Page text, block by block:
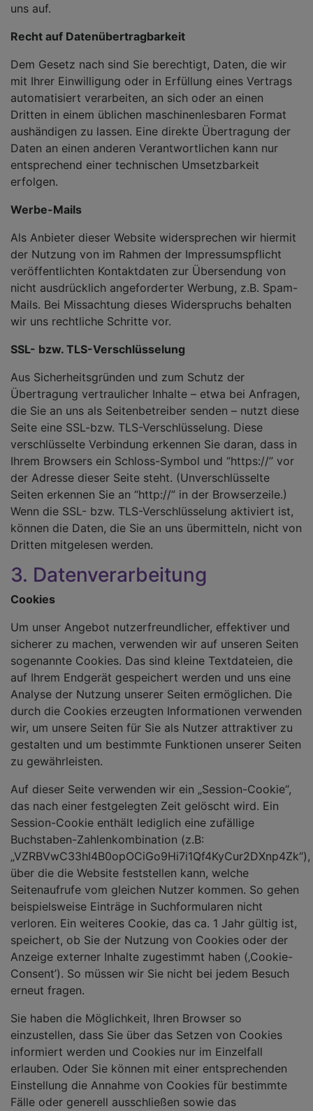
uns auf.
Recht auf Datenübertragbarkeit
Dem Gesetz nach sind Sie berechtigt, Daten, die wir
mit Ihrer Einwilligung oder in Erfüllung eines Vertrags
automatisiert verarbeiten, an sich oder an einen
Dritten in einem üblichen maschinenlesbaren Format
aushändigen zu lassen. Eine direkte Übertragung der
Daten an einen anderen Verantwortlichen kann nur
entsprechend einer technischen Umsetzbarkeit
erfolgen.
Werbe-Mails
Als Anbieter dieser Website widersprechen wir hiermit
der Nutzung von im Rahmen der Impressumspflicht
veröffentlichten Kontaktdaten zur Übersendung von
nicht ausdrücklich angeforderter Werbung, z.B. Spam-
Mails. Bei Missachtung dieses Widerspruchs behalten
wir uns rechtliche Schritte vor.
SSL- bzw. TLS-Verschlüsselung
Aus Sicherheitsgründen und zum Schutz der
Übertragung vertraulicher Inhalte – etwa bei Anfragen,
die Sie an uns als Seitenbetreiber senden – nutzt diese
Seite eine SSL-bzw. TLS-Verschlüsselung. Diese
verschlüsselte Verbindung erkennen Sie daran, dass in
Ihrem Browsers ein Schloss-Symbol und “https://” vor
der Adresse dieser Seite steht. (Unverschlüsselte
Seiten erkennen Sie an “http://” in der Browserzeile.)
Wenn die SSL- bzw. TLS-Verschlüsselung aktiviert ist,
können die Daten, die Sie an uns übermitteln, nicht von
Dritten mitgelesen werden.
3. Datenverarbeitung
Cookies
Um unser Angebot nutzerfreundlicher, effektiver und
sicherer zu machen, verwenden wir auf unseren Seiten
sogenannte Cookies. Das sind kleine Textdateien, die
auf Ihrem Endgerät gespeichert werden und uns eine
Analyse der Nutzung unserer Seiten ermöglichen. Die
durch die Cookies erzeugten Informationen verwenden
wir, um unsere Seiten für Sie als Nutzer attraktiver zu
gestalten und um bestimmte Funktionen unserer Seiten
zu gewährleisten.
Auf dieser Seite verwenden wir ein „Session-Cookie“,
das nach einer festgelegten Zeit gelöscht wird. Ein
Session-Cookie enthält lediglich eine zufällige
Buchstaben-Zahlenkombination (z.B:
„VZRBVwC33hl4B0opOCiGo9Hi7i1Qf4KyCur2DXnp4Zk“),
über die die Website feststellen kann, welche
Seitenaufrufe vom gleichen Nutzer kommen. So gehen
beispielsweise Einträge in Suchformularen nicht
verloren. Ein weiteres Cookie, das ca. 1 Jahr gültig ist,
speichert, ob Sie der Nutzung von Cookies oder der
Anzeige externer Inhalte zugestimmt haben (‚Cookie-
Consent’). So müssen wir Sie nicht bei jedem Besuch
erneut fragen.
Sie haben die Möglichkeit, Ihren Browser so
einzustellen, dass Sie über das Setzen von Cookies
informiert werden und Cookies nur im Einzelfall
erlauben. Oder Sie können mit einer entsprechenden
Einstellung die Annahme von Cookies für bestimmte
Fälle oder generell ausschließen sowie das